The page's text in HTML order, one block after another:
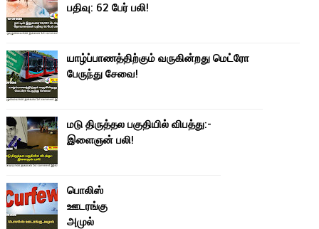
பதிவு: 62 பேர் பலி!
யாழ்ப்பாணத்திற்கும் வருகின்றது மெட்ரோ
பேருந்து சேவை!
மடு திருத்தல பகுதியில் விபத்து:-
இளைஞன் பலி!
பொலிஸ்
ஊடரங்கு
அமுல்